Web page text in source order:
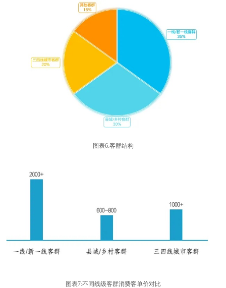
图表6:客群结构
图表7:不同线级客群消费客单价对比